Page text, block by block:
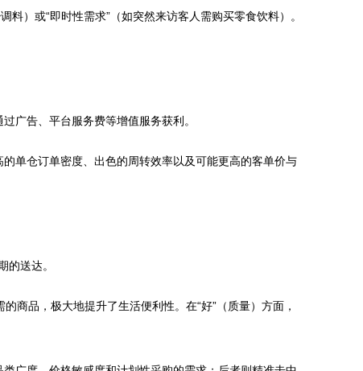
）或“即时性需求”（如突然来访客人需购买零食饮料）。
广告、平台服务费等增值服务获利。
单仓订单密度、出色的周转效率以及可能更高的客单价与
的送达。
商品，极大地提升了生活便利性。在“好”（质量）方面，